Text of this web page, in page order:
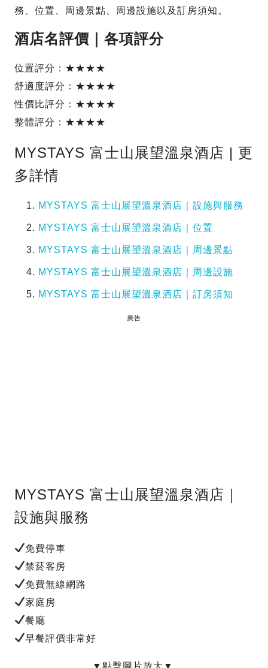
務、位置、周邊景點、周邊設施以及訂房須知。
酒店名評價｜各項評分
位置評分：★★★★
舒適度評分：★★★★
性價比評分：★★★★
整體評分：★★★★
MYSTAYS 富士山展望溫泉酒店 | 更
多詳情
MYSTAYS 富士山展望溫泉酒店｜設施與服務
MYSTAYS 富士山展望溫泉酒店｜位置
MYSTAYS 富士山展望溫泉酒店｜周邊景點
MYSTAYS 富士山展望溫泉酒店｜周邊設施
MYSTAYS 富士山展望溫泉酒店｜訂房須知
廣告
MYSTAYS 富士山展望溫泉酒店｜
設施與服務
免費停車
禁菸客房
免費無線網路
家庭房
餐廳
早餐評價非常好